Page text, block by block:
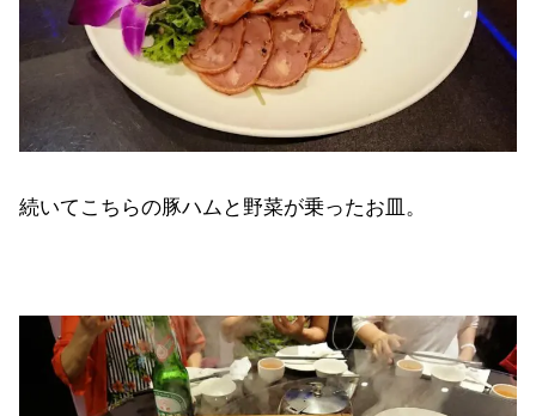
続いてこちらの豚ハムと野菜が乗ったお皿。